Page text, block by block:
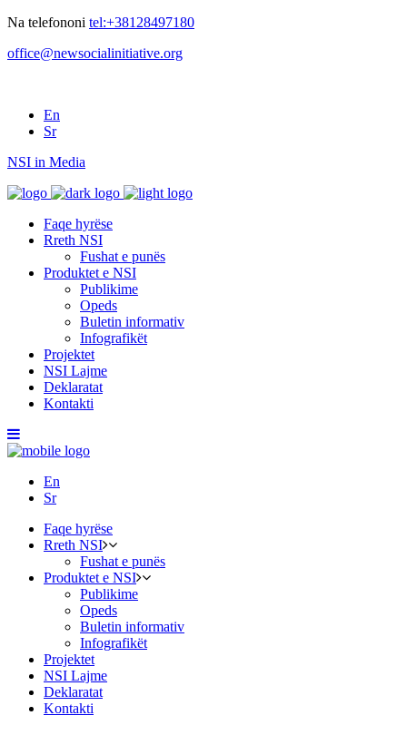
Na telefononi tel:+38128497180
office@newsocialinitiative.org
En
Sr
NSI in Media
Faqe hyrëse
Rreth NSI
Fushat e punës
Produktet e NSI
Publikime
Opeds
Buletin informativ
Infografikët
Projektet
NSI Lajme
Deklaratat
Kontakti
En
Sr
Faqe hyrëse
Rreth NSI
Fushat e punës
Produktet e NSI
Publikime
Opeds
Buletin informativ
Infografikët
Projektet
NSI Lajme
Deklaratat
Kontakti